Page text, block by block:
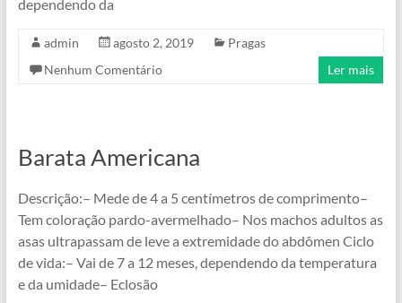
dependendo da
admin agosto 2, 2019
Pragas
Nenhum Comentário
Ler mais
Barata Americana
Descrição:– Mede de 4 a 5 centímetros de comprimento–
Tem coloração pardo-avermelhado– Nos machos adultos as
asas ultrapassam de leve a extremidade do abdômen Ciclo
de vida:– Vai de 7 a 12 meses, dependendo da temperatura
e da umidade– Eclosão